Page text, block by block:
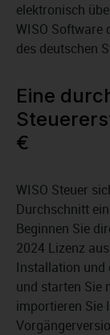
elektronisch
WISO Software
des deutschen
Eine
€
WISO Steuer
Durchschnitt
Beginnen Sie
2024 Lizenz
Installation und
und starten Sie
importieren Sie